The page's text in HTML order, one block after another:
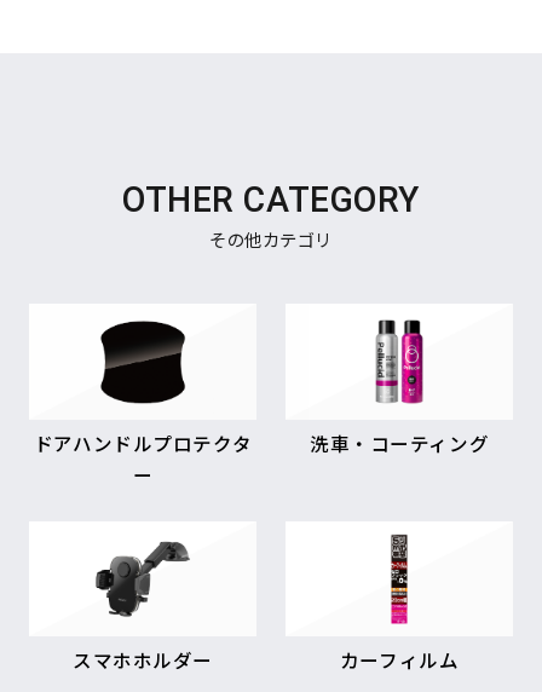
OTHER CATEGORY
その他カテゴリ
ドアハンドルプロテクタ
ー
洗車・コーティング
スマホホルダー カーフィルム